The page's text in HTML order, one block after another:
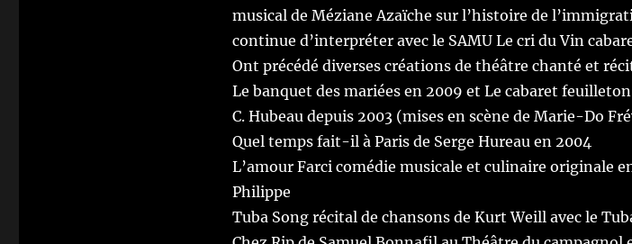
musical de Méziane Azaïche sur l’histoire de
continue d’interpréter avec le SAMU Le cri du Vin
Ont précédé diverses créations de théâtre chanté et
Le banquet des mariées en 2009 et Le cabaret feuilleton
C. Hubeau depuis 2003 (mises en scène de Marie-Do
Quel temps fait-il à Paris de Serge Hureau en 2004
L’amour Farci comédie musicale et culinaire originale
Philippe
Tuba Song récital de chansons de Kurt Weill avec le